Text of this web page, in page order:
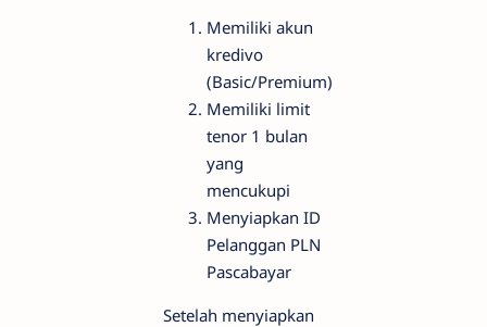
Memiliki akun
kredivo
(Basic/Premium)
Memiliki limit
tenor 1 bulan
yang
mencukupi
Menyiapkan ID
Pelanggan PLN
Pascabayar
Setelah menyiapkan